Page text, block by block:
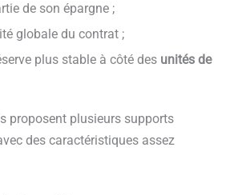
de son épargne ;
globale du contrat ;
plus stable à côté des unités de
proposent plusieurs supports
des caractéristiques assez